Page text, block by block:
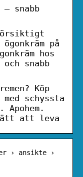
– snabb
på
hos
snabb
Köp
schyssta
lätt att leva
› ansikte ›